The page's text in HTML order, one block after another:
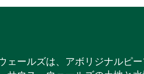
ェールズは、アボリジナルピ